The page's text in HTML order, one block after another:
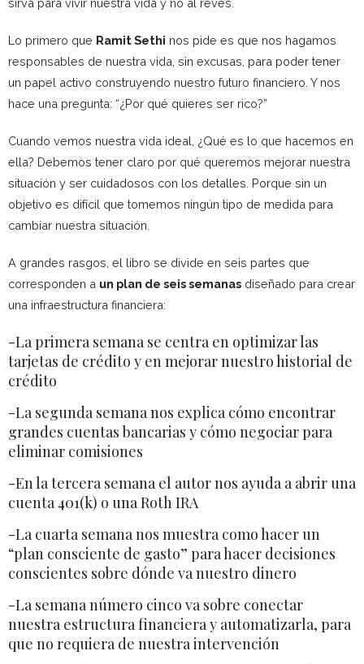
Lo primero que Ramit Sethi nos pide es que nos hagamos
responsables de nuestra vida, sin excusas, para poder tener
un papel activo construyendo nuestro futuro financiero. Y nos
hace una pregunta: “¿Por qué quieres ser rico?”
Cuando vemos nuestra vida ideal, ¿Qué es lo que hacemos en
ella? Debemos tener claro por qué queremos mejorar nuestra
situación y ser cuidadosos con los detalles. Porque sin un
objetivo es difícil que tomemos ningún tipo de medida para
cambiar nuestra situación.
A grandes rasgos, el libro se divide en seis partes que
corresponden a un plan de seis semanas diseñado para crear
una infraestructura financiera:
-La primera semana se centra en optimizar las
tarjetas de crédito y en mejorar nuestro historial de
crédito
-La segunda semana nos explica cómo encontrar
grandes cuentas bancarias y cómo negociar para
eliminar comisiones
-En la tercera semana el autor nos ayuda a abrir una
cuenta 401(k) o una Roth IRA
-La cuarta semana nos muestra como hacer un
“plan consciente de gasto” para hacer decisiones
conscientes sobre dónde va nuestro dinero
-La semana número cinco va sobre conectar
nuestra estructura financiera y automatizarla, para
que no requiera de nuestra intervención